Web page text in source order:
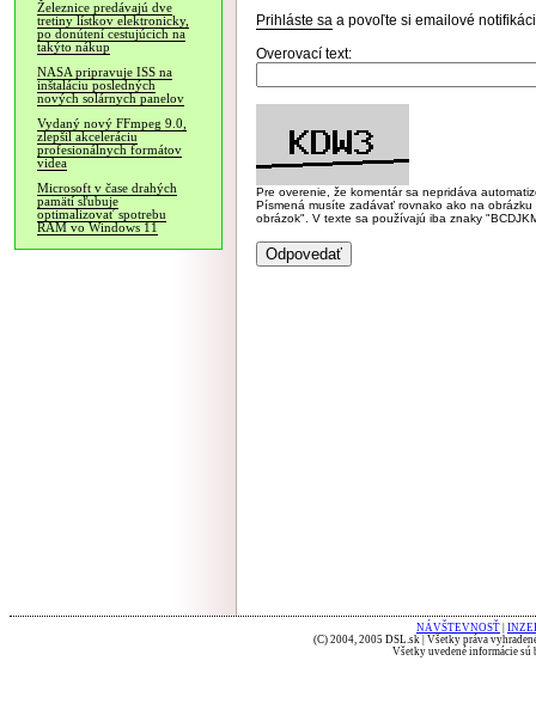
Železnice predávajú dve
tretiny lístkov elektronicky,
po donútení cestujúcich na
takýto nákup
NASA pripravuje ISS na
inštaláciu posledných
nových solárnych panelov
Vydaný nový FFmpeg 9.0,
zlepšil akceleráciu
profesionálnych formátov
videa
Microsoft v čase drahých
pamätí sľubuje
optimalizovať spotrebu
RAM vo Windows 11
Prihláste sa a povoľte si emailové
Overovací text:
Pre overenie, že komentár sa nepridáva
Písmená musíte zadávať rovnako ako na
obrázok". V texte sa používajú iba znaky
NÁVŠTEVNOSŤ
(C) 2004, 2005 DSL.sk | Všetky práva
Všetky uvedené informácie sú